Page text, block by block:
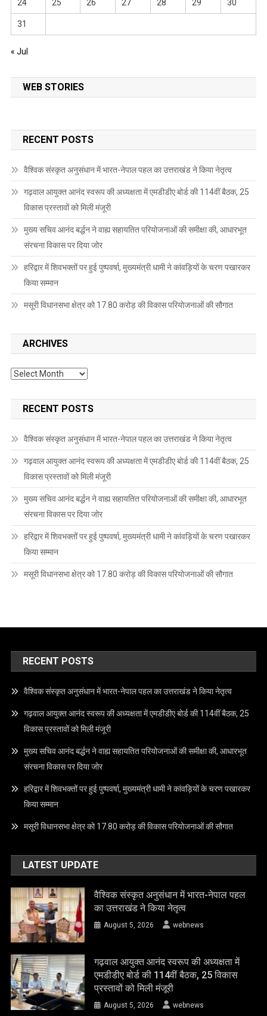
24 25 26 27 28 29 30
31
« Jul
WEB STORIES
RECENT POSTS
वैश्विक संस्कृत अनुसंधान में भारत-नेपाल पहल का उत्तराखंड ने किया नेतृत्व
गढ़वाल आयुक्त आनंद स्वरूप की अध्यक्षता में एमडीडीए बोर्ड की 114वीं बैठक, 25
विकास प्रस्तावों को मिली मंजूरी
मुख्य सचिव आनंद बर्द्धन ने वाह्य सहायतित परियोजनाओं की समीक्षा की, आधारभूत
संरचना विकास पर दिया जोर
हरिद्वार में शिवभक्तों पर हुई पुष्पवर्षा, मुख्यमंत्री धामी ने कांवड़ियों के चरण पखारकर
किया सम्मान
मसूरी विधानसभा क्षेत्र को 17.80 करोड़ की विकास परियोजनाओं की सौगात
ARCHIVES
Archives
RECENT POSTS
वैश्विक संस्कृत अनुसंधान में भारत-नेपाल पहल का उत्तराखंड ने किया नेतृत्व
गढ़वाल आयुक्त आनंद स्वरूप की अध्यक्षता में एमडीडीए बोर्ड की 114वीं बैठक, 25
विकास प्रस्तावों को मिली मंजूरी
मुख्य सचिव आनंद बर्द्धन ने वाह्य सहायतित परियोजनाओं की समीक्षा की, आधारभूत
संरचना विकास पर दिया जोर
हरिद्वार में शिवभक्तों पर हुई पुष्पवर्षा, मुख्यमंत्री धामी ने कांवड़ियों के चरण पखारकर
किया सम्मान
मसूरी विधानसभा क्षेत्र को 17.80 करोड़ की विकास परियोजनाओं की सौगात
RECENT POSTS
वैश्विक संस्कृत अनुसंधान में भारत-नेपाल पहल का उत्तराखंड ने किया नेतृत्व
गढ़वाल आयुक्त आनंद स्वरूप की अध्यक्षता में एमडीडीए बोर्ड की 114वीं बैठक, 25
विकास प्रस्तावों को मिली मंजूरी
मुख्य सचिव आनंद बर्द्धन ने वाह्य सहायतित परियोजनाओं की समीक्षा की, आधारभूत
संरचना विकास पर दिया जोर
हरिद्वार में शिवभक्तों पर हुई पुष्पवर्षा, मुख्यमंत्री धामी ने कांवड़ियों के चरण पखारकर
किया सम्मान
मसूरी विधानसभा क्षेत्र को 17.80 करोड़ की विकास परियोजनाओं की सौगात
LATEST UPDATE
वैश्विक संस्कृत अनुसंधान में भारत-नेपाल पहल
का उत्तराखंड ने किया नेतृत्व
August 5, 2026 webnews
गढ़वाल आयुक्त आनंद स्वरूप की अध्यक्षता में
एमडीडीए बोर्ड की 114वीं बैठक, 25 विकास
प्रस्तावों को मिली मंजूरी
August 5, 2026 webnews